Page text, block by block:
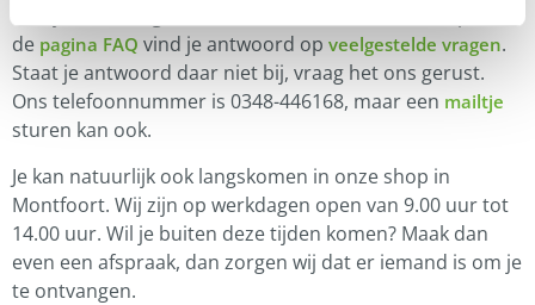
de pagina FAQ vind je antwoord op veelgestelde vragen.
Staat je antwoord daar niet bij, vraag het ons gerust.
Ons telefoonnummer is 0348-446168, maar een mailtje
sturen kan ook.
Je kan natuurlijk ook langskomen in onze shop in
Montfoort. Wij zijn op werkdagen open van 9.00 uur tot
14.00 uur. Wil je buiten deze tijden komen? Maak dan
even een afspraak, dan zorgen wij dat er iemand is om je
te ontvangen.